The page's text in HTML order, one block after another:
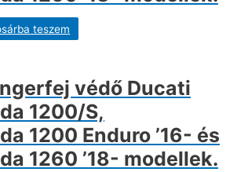
teszem
védő Ducati
1200/S,
1200 Enduro ’16- és
1260 ’18- modellek.